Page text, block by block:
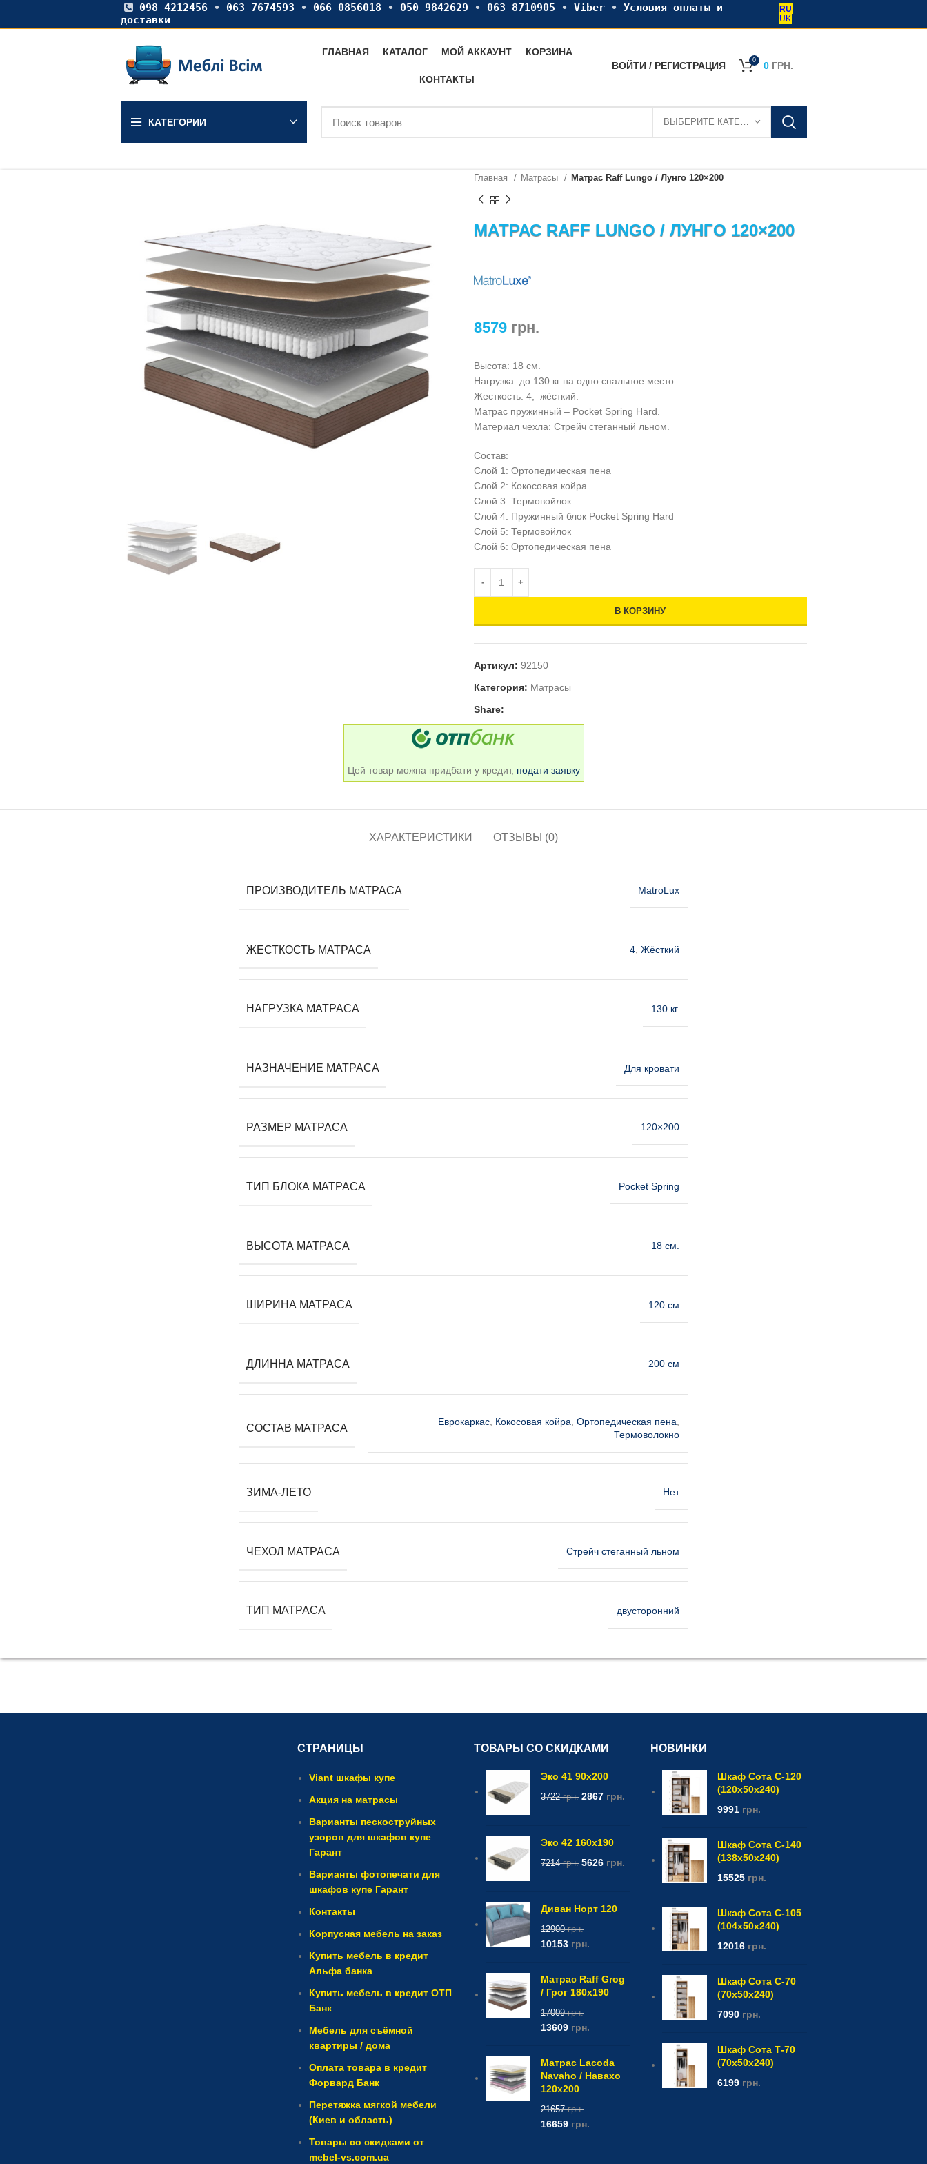
098 4212456• 063 7674593 • 066 0856018 • 050 9842629 • 063 8710905 • Viber• Условия оплаты и
доставки
RU
UK
ГЛАВНАЯ КАТАЛОГ МОЙ АККАУНТ КОРЗИНА
КОНТАКТЫ
ВОЙТИ / РЕГИСТРАЦИЯ 0 0 ГРН.
КАТЕГОРИИ ВЫБЕРИТЕ КАТЕГОРИЮ
Главная Матрасы Матрас Raff Lungo / Лунго 120×200
МАТРАС RAFF LUNGO / ЛУНГО 120×200
8579 грн.
Высота: 18 см.
Нагрузка: до 130 кг на одно спальное место.
Жесткость: 4, жёсткий.
Матрас пружинный – Pocket Spring Hard.
Материал чехла: Стрейч стеганный льном.
Состав:
Слой 1: Ортопедическая пена
Слой 2: Кокосовая койра
Слой 3: Термовойлок
Слой 4: Пружинный блок Pocket Spring Hard
Слой 5: Термовойлок
Слой 6: Ортопедическая пена
В КОРЗИНУ
Артикул: 92150
Категория: Матрасы
Share:
Цей товар можна придбати у кредит, подати заявку
ХАРАКТЕРИСТИКИ ОТЗЫВЫ (0)
ПРОИЗВОДИТЕЛЬ МАТРАСА MatroLux
ЖЕСТКОСТЬ МАТРАСА 4 Жёсткий
НАГРУЗКА МАТРАСА 130 кг.
НАЗНАЧЕНИЕ МАТРАСА Для кровати
РАЗМЕР МАТРАСА 120×200
ТИП БЛОКА МАТРАСА Pocket Spring
ВЫСОТА МАТРАСА 18 см.
ШИРИНА МАТРАСА 120 см
ДЛИННА МАТРАСА 200 см
СОСТАВ МАТРАСА
Еврокаркас Кокосовая койра Ортопедическая пена
Термоволокно
ЗИМА-ЛЕТО Нет
ЧЕХОЛ МАТРАСА Стрейч стеганный льном
ТИП МАТРАСА двусторонний
СТРАНИЦЫ
Viant шкафы купе
Акция на матрасы
Варианты пескоструйных
узоров для шкафов купе
Гарант
Варианты фотопечати для
шкафов купе Гарант
Контакты
Корпусная мебель на заказ
Купить мебель в кредит
Альфа банка
Купить мебель в кредит ОТП
Банк
Мебель для съёмной
квартиры / дома
Оплата товара в кредит
Форвард Банк
Перетяжка мягкой мебели
(Киев и область)
Товары со скидками от
mebel-vs.com.ua
ТОВАРЫ СО СКИДКАМИ
Эко 41 90x200
3722грн. 2867 грн.
Эко 42 160x190
7214грн. 5626 грн.
Диван Норт 120
12900грн.
10153 грн.
Матрас Raff Grog
/ Грог 180x190
17009грн.
13609 грн.
Матрас Lacoda
Navaho / Навахо
120x200
21657грн.
16659 грн.
НОВИНКИ
Шкаф Сота С-120
(120x50x240)
9991 грн.
Шкаф Сота С-140
(138x50x240)
15525 грн.
Шкаф Сота С-105
(104x50x240)
12016 грн.
Шкаф Сота С-70
(70x50x240)
7090 грн.
Шкаф Сота Т-70
(70x50x240)
6199 грн.